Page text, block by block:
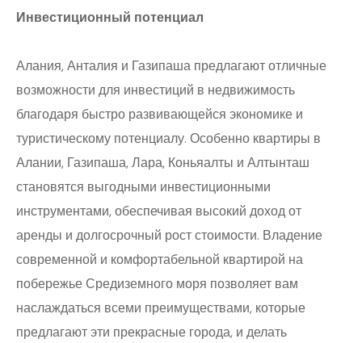
Инвестиционный потенциал
Алания, Анталия и Газипаша предлагают отличные
возможности для инвестиций в недвижимость
благодаря быстро развивающейся экономике и
туристическому потенциалу. Особенно квартиры в
Алании, Газипаша, Лара, Коньяалты и Алтынташ
становятся выгодными инвестиционными
инструментами, обеспечивая высокий доход от
аренды и долгосрочный рост стоимости. Владение
современной и комфортабельной квартирой на
побережье Средиземного моря позволяет вам
наслаждаться всеми преимуществами, которые
предлагают эти прекрасные города, и делать